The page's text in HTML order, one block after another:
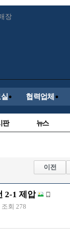
장
협력업체
판 뉴스
해외축구
이전
2-1 제압
조회 278